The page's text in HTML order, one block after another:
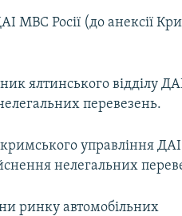
МВС Росії (до анексії
ялтинського відділу
перевезень.
управління ДАІ
нелегальних
ринку автомобільних